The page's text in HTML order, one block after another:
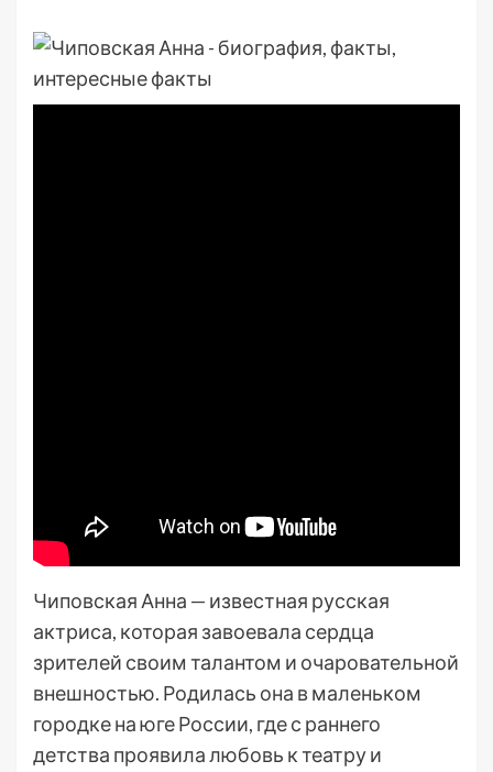
Чиповская Анна — известная русская
актриса, которая завоевала сердца
зрителей своим талантом и очаровательной
внешностью. Родилась она в маленьком
городке на юге России, где с раннего
детства проявила любовь к театру и